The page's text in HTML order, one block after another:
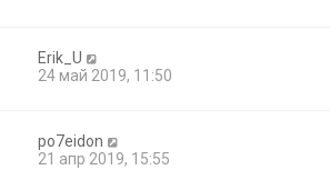
Erik_U
24 май 2019, 11:50
po7eidon
21 апр 2019, 15:55